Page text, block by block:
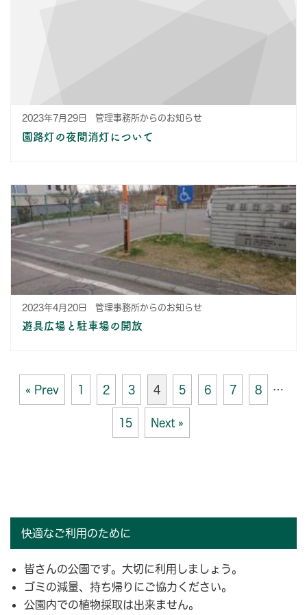
2023年7月29日 管理事務所からのお知らせ
園路灯の夜間消灯について
2023年4月20日 管理事務所からのお知らせ
遊具広場と駐車場の開放
« Prev 1 2 3 4 5 6 7 8 …
15 Next »
快適なご利用のために
皆さんの公園です。大切に利用しましょう。
ゴミの減量、持ち帰りにご協力ください。
公園内での植物採取は出来ません。